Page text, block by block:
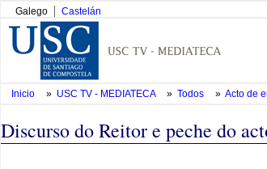
Galego Castelán
Inicio » USC TV - MEDIATECA » Todos » Acto de
Discurso do Reitor e peche do